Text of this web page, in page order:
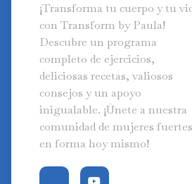
¡Transforma tu cuerpo y tu
con Transform by Paula!
Descubre un programa
completo de ejercicios,
deliciosas recetas, valiosos
consejos y un apoyo
inigualable. ¡Únete a nuestra
comunidad de mujeres
en forma hoy mismo!